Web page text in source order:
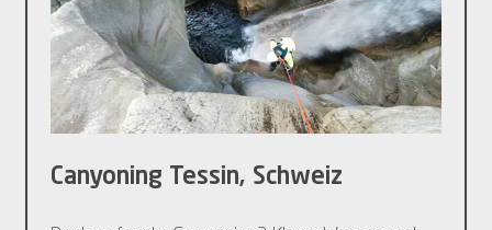
Canyoning Tessin, Schweiz